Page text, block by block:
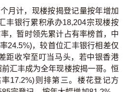
繁
中原按揭概不负责。
任何问题，可查询：
工商铺
Mortgage Broker Limited 版权所有
月计，现楼按揭登记量按年增加
丰银行累积承办18,204宗现楼按
，暂时领先累计占有率榜首，中
24.5%)，较首位汇丰银行相差仅
距收窄至叮当马头，若中银香港
汇丰成为全年现楼按揭一哥。恒
17.2%)则排第三。楼花登记方